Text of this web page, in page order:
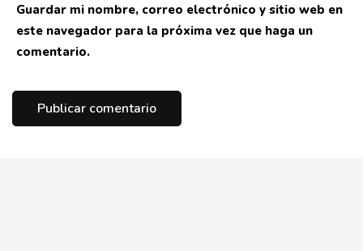
Guardar mi nombre, correo electrónico y sitio web en
este navegador para la próxima vez que haga un
comentario.